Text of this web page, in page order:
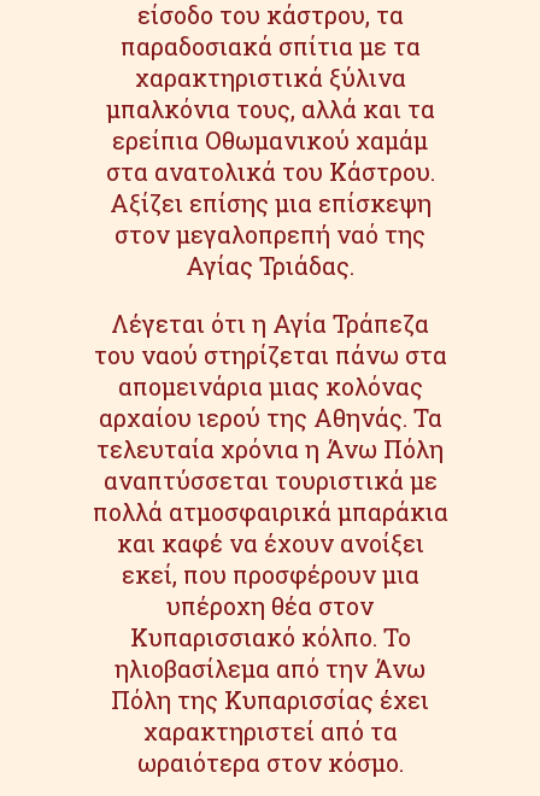
είσοδο του κάστρου, τα
παραδοσιακά σπίτια με τα
χαρακτηριστικά ξύλινα
μπαλκόνια τους, αλλά και τα
ερείπια Οθωμανικού χαμάμ
στα ανατολικά του Κάστρου.
Αξίζει επίσης μια επίσκεψη
στον μεγαλοπρεπή ναό της
Αγίας Τριάδας.
Λέγεται ότι η Αγία Τράπεζα
του ναού στηρίζεται πάνω στα
απομεινάρια μιας κολόνας
αρχαίου ιερού της Αθηνάς. Τα
τελευταία χρόνια η Άνω Πόλη
αναπτύσσεται τουριστικά με
πολλά ατμοσφαιρικά μπαράκια
και καφέ να έχουν ανοίξει
εκεί, που προσφέρουν μια
υπέροχη θέα στον
Κυπαρισσιακό κόλπο. Το
ηλιοβασίλεμα από την Άνω
Πόλη της Κυπαρισσίας έχει
χαρακτηριστεί από τα
ωραιότερα στον κόσμο.